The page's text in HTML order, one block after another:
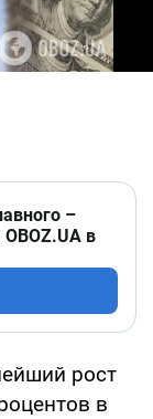
–
в
рост
в